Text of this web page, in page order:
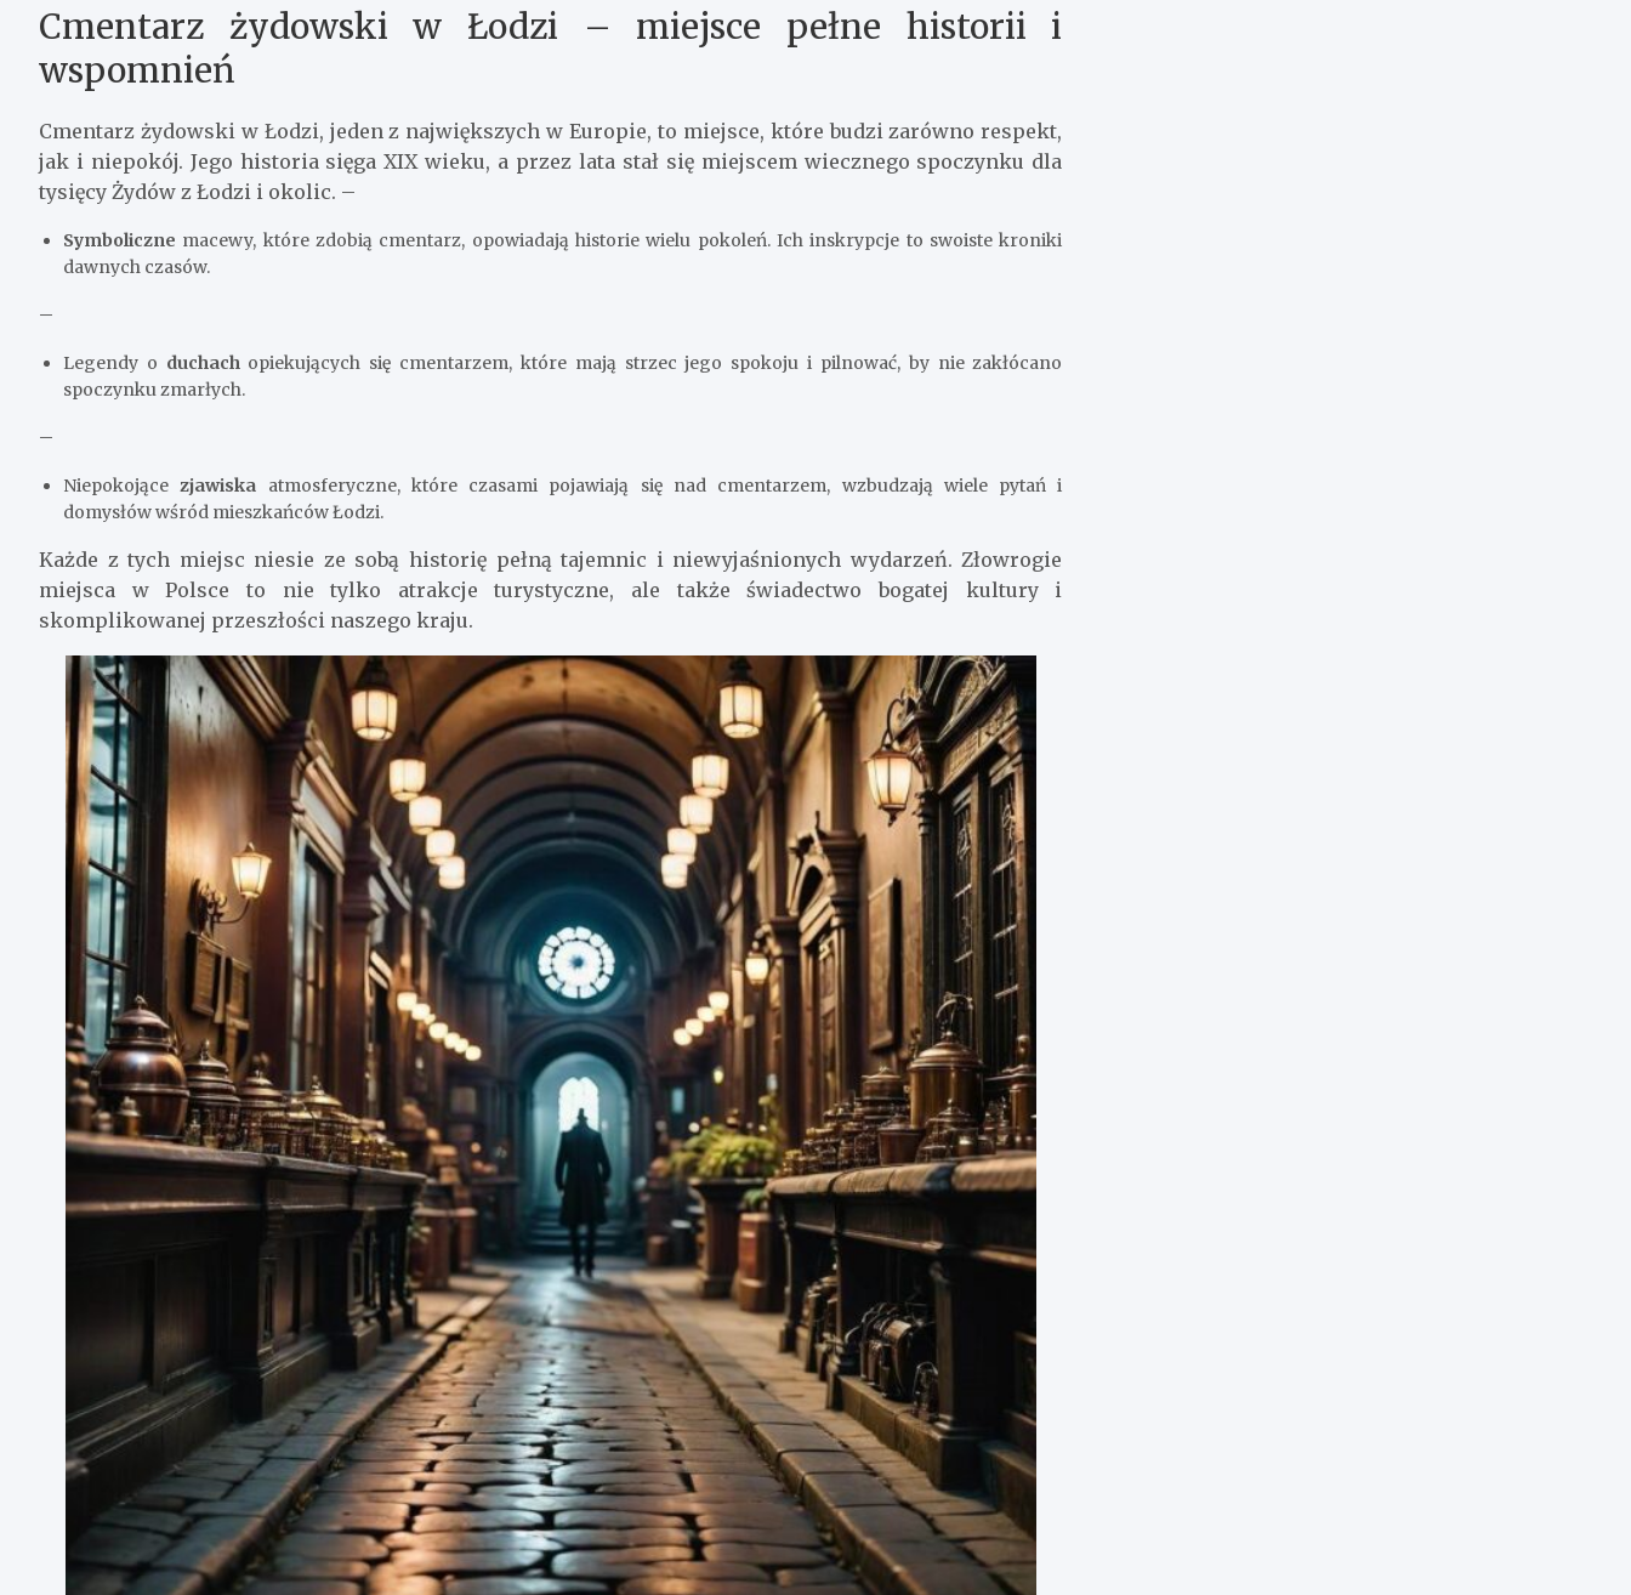
Cmentarz żydowski w Łodzi – miejsce pełne historii i
wspomnień
Cmentarz żydowski w Łodzi, jeden z największych w Europie, to miejsce, które budzi zarówno respekt,
jak i niepokój. Jego historia sięga XIX wieku, a przez lata stał się miejscem wiecznego spoczynku dla
tysięcy Żydów z Łodzi i okolic. –
Symboliczne macewy, które zdobią cmentarz, opowiadają historie wielu pokoleń. Ich inskrypcje to swoiste kroniki
dawnych czasów.
–
Legendy o duchachopiekujących się cmentarzem, które mają strzec jego spokoju i pilnować, by nie zakłócano
spoczynku zmarłych.
–
Niepokojącezjawiska atmosferyczne, które czasami pojawiają się nad cmentarzem, wzbudzają wiele pytań i
domysłów wśród mieszkańców Łodzi.
Każde z tych miejsc niesie ze sobą historię pełną tajemnic i niewyjaśnionych wydarzeń. Złowrogie
miejsca w Polsce to nie tylko atrakcje turystyczne, ale także świadectwo bogatej kultury i
skomplikowanej przeszłości naszego kraju.